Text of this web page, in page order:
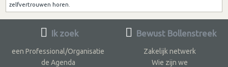
zelfvertrouwen horen.
Ik zoek
een Professional/Organisatie
de Agenda
Bewust Bollenstreek
Zakelijk netwerk
Wie zijn we